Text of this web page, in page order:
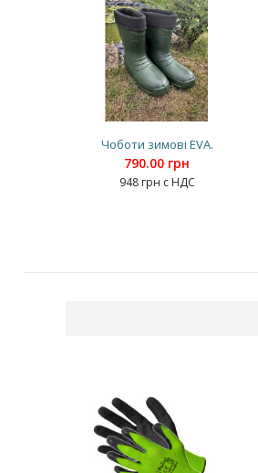
Чоботи зимові EVA.
790.00 грн
948 грн с НДС